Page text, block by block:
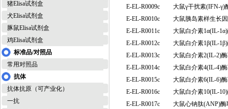
猪Elisa试剂盒
犬Elisa试剂盒
豚鼠Elisa试剂盒
鸡Elisa试剂盒
标准品/对照品
常用对照品
抗体
抗体抗原（可产业化）
一抗
E-EL-R0009c
大鼠γ干扰素(IFN-γ)
E-EL-R0010c
大鼠胰岛素样生长
E-EL-R0011c
大鼠白介素1α(IL-
E-EL-R0012c
大鼠白介素1β(IL-
E-EL-R0013c
大鼠白介素2(IL-2)
E-EL-R0014c
大鼠白介素4(IL-4)
E-EL-R0015c
大鼠白介素6(IL-6)
E-EL-R0016c
大鼠白介素10(IL-
E-EL-R0017c
大鼠心钠肽(ANP)